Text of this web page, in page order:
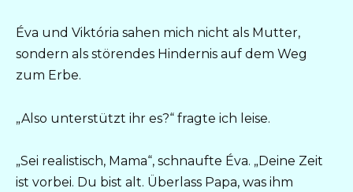
Éva und Viktória sahen mich nicht als Mutter,
sondern als störendes Hindernis auf dem Weg
zum Erbe.
„Also unterstützt ihr es?“ fragte ich leise.
„Sei realistisch, Mama“, schnaufte Éva. „Deine Zeit
ist vorbei. Du bist alt. Überlass Papa, was ihm